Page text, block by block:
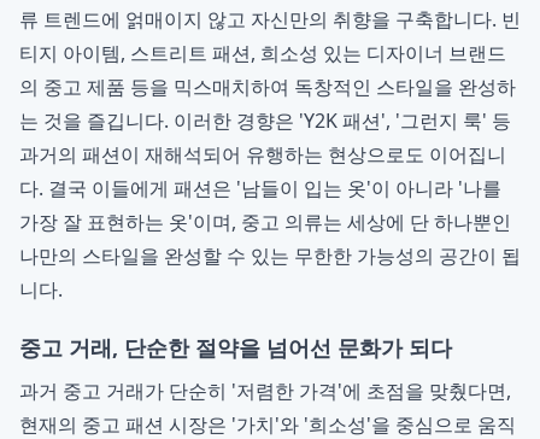
류 트렌드에 얽매이지 않고 자신만의 취향을 구축합니다. 빈
티지 아이템, 스트리트 패션, 희소성 있는 디자이너 브랜드
의 중고 제품 등을 믹스매치하여 독창적인 스타일을 완성하
는 것을 즐깁니다. 이러한 경향은 'Y2K 패션', '그런지 룩' 등
과거의 패션이 재해석되어 유행하는 현상으로도 이어집니
다. 결국 이들에게 패션은 '남들이 입는 옷'이 아니라 '나를
가장 잘 표현하는 옷'이며, 중고 의류는 세상에 단 하나뿐인
나만의 스타일을 완성할 수 있는 무한한 가능성의 공간이 됩
니다.
중고 거래, 단순한 절약을 넘어선 문화가 되다
과거 중고 거래가 단순히 '저렴한 가격'에 초점을 맞췄다면,
현재의 중고 패션 시장은 '가치'와 '희소성'을 중심으로 움직